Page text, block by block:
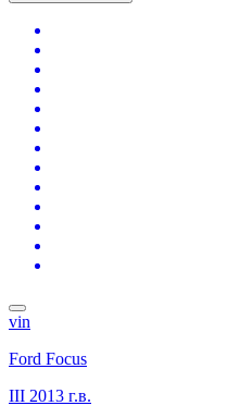
vin
Ford Focus
III 2013 г.в.